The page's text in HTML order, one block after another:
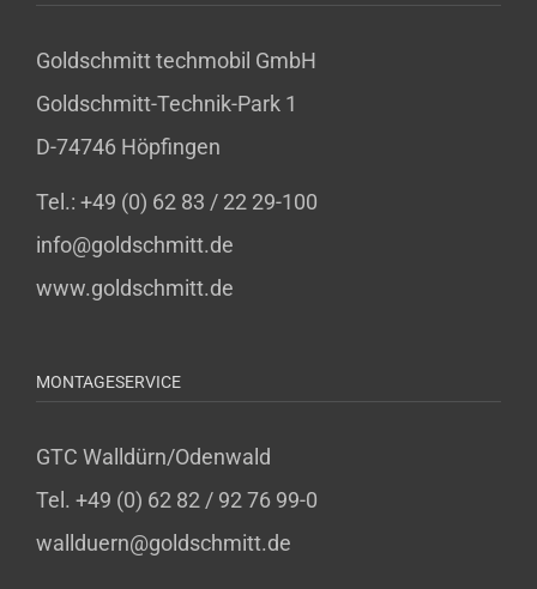
Goldschmitt techmobil GmbH
Goldschmitt-Technik-Park 1
D-74746 Höpfingen
Tel.: +49 (0) 62 83 / 22 29-100
info@goldschmitt.de
www.goldschmitt.de
MONTAGESERVICE
GTC Walldürn/Odenwald
Tel. +49 (0) 62 82 / 92 76 99-0
wallduern@goldschmitt.de